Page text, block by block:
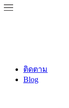
ติดตาม
Blog